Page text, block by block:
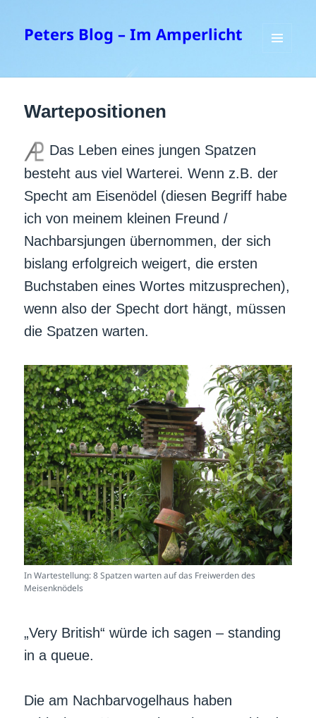
Peters Blog – Im Amperlicht
Wartepositionen
Das Leben eines jungen Spatzen
besteht aus viel Warterei. Wenn z.B. der
Specht am Eisenödel (diesen Begriff habe
ich von meinem kleinen Freund /
Nachbarsjungen übernommen, der sich
bislang erfolgreich weigert, die ersten
Buchstaben eines Wortes mitzusprechen),
wenn also der Specht dort hängt, müssen
die Spatzen warten.
In Wartestellung: 8 Spatzen warten auf das Freiwerden des
Meisenknödels
„Very British“ würde ich sagen – standing
in a queue.
Die am Nachbarvogelhaus haben